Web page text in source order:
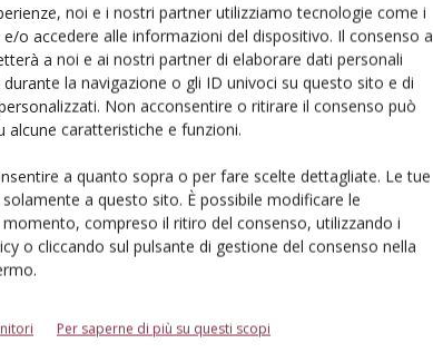
noi e i nostri partner utilizziamo tecnologie come i
o accedere alle informazioni del dispositivo. Il consenso a
a noi e ai nostri partner di elaborare dati personali
la navigazione o gli ID univoci su questo sito e di
Non acconsentire o ritirare il consenso può
alcune caratteristiche e funzioni.
a quanto sopra o per fare scelte dettagliate. Le tue
a questo sito. È possibile modificare le
compreso il ritiro del consenso, utilizzando i
o cliccando sul pulsante di gestione del consenso nella
Per saperne di più su questi scopi